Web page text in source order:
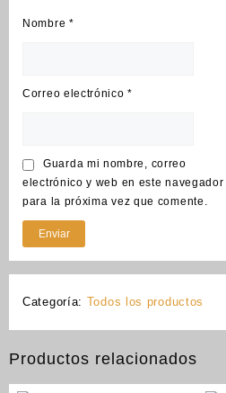
Nombre *
Correo electrónico*
Guarda mi nombre, correo
electrónico y web en este navegador
para la próxima vez que comente.
Categoría: Todos los productos
Productos relacionados